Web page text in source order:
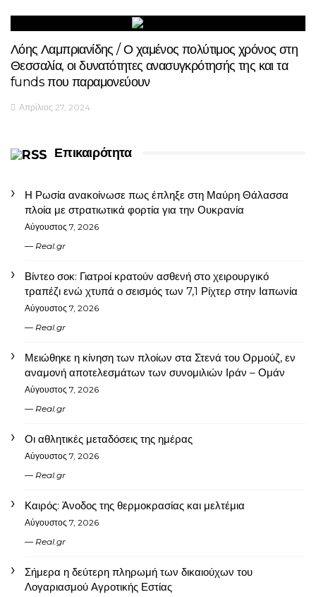
Λόης Λαμπριανίδης / Ο χαμένος πολύτιμος χρόνος στη
Θεσσαλία, οι δυνατότητες ανασυγκρότησής της και τα
funds που παραμονεύουν
Απρίλιος 27, 2024
Επικαιρότητα
Η Ρωσία ανακοίνωσε πως έπληξε στη Μαύρη Θάλασσα
πλοία με στρατιωτικά φορτία για την Ουκρανία
Αύγουστος 7, 2026
Real.gr
Βίντεο σοκ: Γιατροί κρατούν ασθενή στο χειρουργικό
τραπέζι ενώ χτυπά ο σεισμός των 7,1 Ρίχτερ στην Ιαπωνία
Αύγουστος 7, 2026
Real.gr
Μειώθηκε η κίνηση των πλοίων στα Στενά του Ορμούζ, εν
αναμονή αποτελεσμάτων των συνομιλιών Ιράν – Ομάν
Αύγουστος 7, 2026
Real.gr
Οι αθλητικές μεταδόσεις της ημέρας
Αύγουστος 7, 2026
Real.gr
Καιρός: Άνοδος της θερμοκρασίας και μελτέμια
Αύγουστος 7, 2026
Real.gr
Σήμερα η δεύτερη πληρωμή των δικαιούχων του
Λογαριασμού Αγροτικής Εστίας